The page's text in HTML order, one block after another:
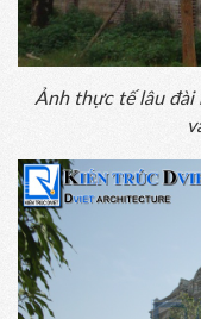
Ảnh thực tế lâu đài